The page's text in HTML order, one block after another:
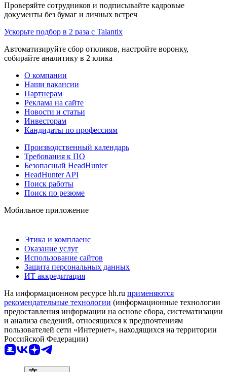
Проверяйте сотрудников и подписывайте кадровые
документы без бумаг и личных встреч
Ускорьте подбор в 2 раза с Talantix
Автоматизируйте сбор откликов, настройте воронку,
собирайте аналитику в 2 клика
О компании
Наши вакансии
Партнерам
Реклама на сайте
Новости и статьи
Инвесторам
Кандидаты по профессиям
Производственный календарь
Требования к ПО
Безопасный HeadHunter
HeadHunter API
Поиск работы
Поиск по резюме
Мобильное приложение
Этика и комплаенс
Оказание услуг
Использование сайтов
Защита персональных данных
ИТ аккредитация
На информационном ресурсе hh.ru применяются
рекомендательные технологии (информационные технологии
предоставления информации на основе сбора, систематизации
и анализа сведений, относящихся к предпочтениям
пользователей сети «Интернет», находящихся на территории
Российской Федерации)